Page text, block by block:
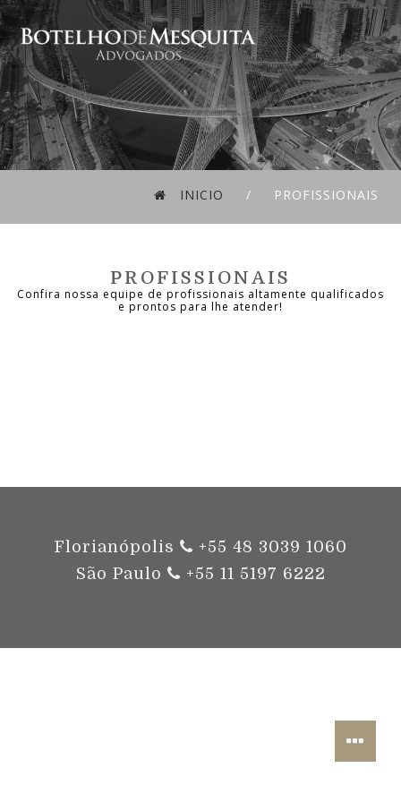
INICIO / PROFISSIONAIS
PROFISSIONAIS
Confira nossa equipe de profissionais altamente qualificados
e prontos para lhe atender!
Florianópolis
+55 48 3039 1060
São Paulo
+55 11 5197 6222